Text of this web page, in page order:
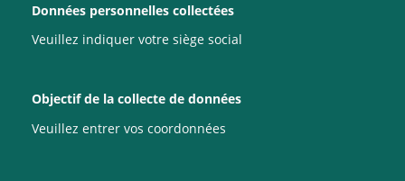
Données personnelles collectées
Veuillez indiquer votre siège social
Objectif de la collecte de données
Veuillez entrer vos coordonnées